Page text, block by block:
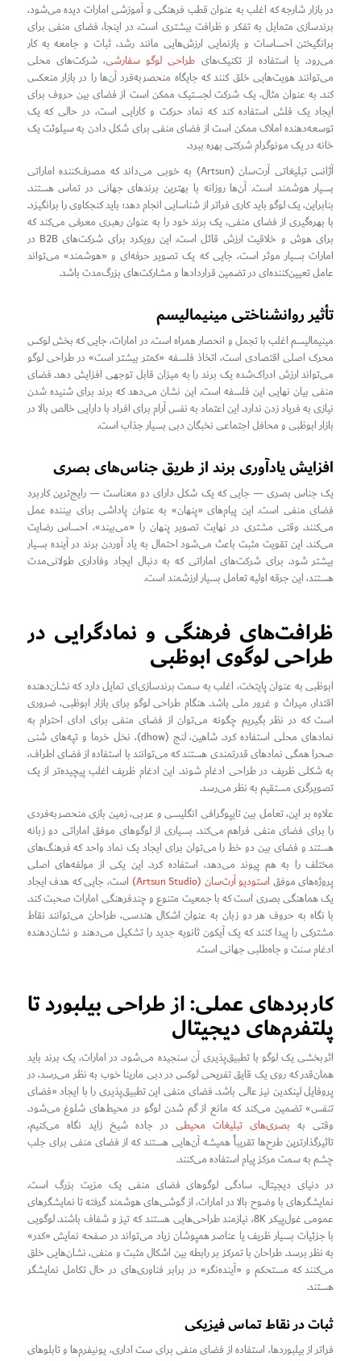
در بازار شارجه که اغلب به عنوان قطب فرهنگی و آموزشی امارات دیده می‌شود،
برندسازی متمایل به تفکر و ظرافت بیشتری است. در اینجا، فضای منفی برای
برانگیختن احساسات و بازنمایی ارزش‌هایی مانند رشد، ثبات و جامعه به کار
می‌رود. با استفاده از تکنیک‌های طراحی لوگو سفارشی، شرکت‌های محلی
می‌توانند هویت‌هایی خلق کنند که جایگاه منحصر‌به‌فرد آن‌ها را در بازار منعکس
کند. به عنوان مثال، یک شرکت لجستیک ممکن است از فضای بین حروف برای
ایجاد یک فلش استفاده کند که نماد حرکت و کارایی است، در حالی که یک
توسعه‌دهنده املاک ممکن است از فضای منفی برای شکل دادن به سیلوئت یک
خانه در یک مونوگرام شرکتی بهره ببرد.
آژانس تبلیغاتی آرت‌سان (Artsun) به خوبی می‌داند که مصرف‌کننده اماراتی
بسیار هوشمند است. آن‌ها روزانه با بهترین برندهای جهانی در تماس هستند.
بنابراین، یک لوگو باید کاری فراتر از شناسایی انجام دهد؛ باید کنجکاوی را برانگیزد.
با بهره‌گیری از فضای منفی، یک برند خود را به عنوان رهبری معرفی می‌کند که
برای هوش و خلاقیت ارزش قائل است. این رویکرد برای شرکت‌های B2B در
امارات بسیار موثر است، جایی که یک تصویر حرفه‌ای و «هوشمند» می‌تواند
عامل تعیین‌کننده‌ای در تضمین قراردادها و مشارکت‌های بزرگ‌مدت باشد.
تأثیر روانشناختی مینیمالیسم
مینیمالیسم اغلب با تجمل و انحصار همراه است. در امارات، جایی که بخش لوکس
محرک اصلی اقتصادی است، اتخاذ فلسفه «کمتر بیشتر است» در طراحی لوگو
می‌تواند ارزش ادراک‌شده یک برند را به میزان قابل توجهی افزایش دهد. فضای
منفی بیان نهایی این فلسفه است. این نشان می‌دهد که برند برای شنیده شدن
نیازی به فریاد زدن ندارد. این اعتماد به نفس آرام برای افراد با دارایی خالص بالا در
بازار ابوظبی و محافل اجتماعی نخبگان دبی بسیار جذاب است.
افزایش یادآوری برند از طریق جناس‌های بصری
یک جناس بصری — جایی که یک شکل دارای دو معناست — رایج‌ترین کاربرد
فضای منفی است. این پیام‌های «پنهان» به عنوان پاداشی برای بیننده عمل
می‌کنند. وقتی مشتری در نهایت تصویر پنهان را «می‌بیند»، احساس رضایت
می‌کند. این تقویت مثبت باعث می‌شود احتمال به یاد آوردن برند در آینده بسیار
بیشتر شود. برای شرکت‌های اماراتی که به دنبال ایجاد وفاداری طولانی‌مدت
هستند، این جرقه اولیه تعامل بسیار ارزشمند است.
ظرافت‌های فرهنگی و نمادگرایی در
طراحی لوگوی ابوظبی
ابوظبی به عنوان پایتخت، اغلب به سمت برندسازی‌ای تمایل دارد که نشان‌دهنده
اقتدار، میراث و غرور ملی باشد. هنگام طراحی لوگو برای بازار ابوظبی، ضروری
است که در نظر بگیریم چگونه می‌توان از فضای منفی برای ادای احترام به
نمادهای محلی استفاده کرد. شاهین، لنج (dhow)، نخل خرما و تپه‌های شنی
صحرا همگی نمادهای قدرتمندی هستند که می‌توانند با استفاده از فضای اطراف،
به شکلی ظریف در طراحی ادغام شوند. این ادغام ظریف اغلب پیچیده‌تر از یک
تصویرگری مستقیم به نظر می‌رسد.
علاوه بر این، تعامل بین تایپوگرافی انگلیسی و عربی، زمین بازی منحصر‌به‌فردی
را برای فضای منفی فراهم می‌کند. بسیاری از لوگوهای موفق اماراتی دو زبانه
هستند و فضای بین دو خط را می‌توان برای ایجاد یک نماد واحد که فرهنگ‌های
مختلف را به هم پیوند می‌دهد، استفاده کرد. این یکی از مولفه‌های اصلی
پروژه‌های موفق استودیو آرت‌سان (Artsun Studio)
است، جایی که هدف ایجاد
یک هماهنگی بصری است که با جمعیت متنوع و چندفرهنگی امارات صحبت کند.
با نگاه به حروف هر دو زبان به عنوان اشکال هندسی، طراحان می‌توانند نقاط
مشترکی را پیدا کنند که یک آیکون ثانویه جدید را تشکیل می‌دهند و نشان‌دهنده
ادغام سنت و جاه‌طلبی جهانی است.
کاربردهای عملی: از طراحی بیلبورد تا
پلتفرم‌های دیجیتال
اثربخشی یک لوگو با تطبیق‌پذیری آن سنجیده می‌شود. در امارات، یک برند باید
همان‌قدر که روی یک قایق تفریحی لوکس در دبی مارینا خوب به نظر می‌رسد، در
پروفایل لینکدین نیز عالی باشد. فضای منفی این تطبیق‌پذیری را با ایجاد «فضای
تنفس» تضمین می‌کند که مانع از گم شدن لوگو در محیط‌های شلوغ می‌شود.
وقتی به بصری‌های تبلیغات محیطیدر جاده شیخ زاید نگاه می‌کنیم،
تاثیرگذارترین طرح‌ها تقریباً همیشه آن‌هایی هستند که از فضای منفی برای جلب
چشم به سمت مرکز پیام استفاده می‌کنند.
در دنیای دیجیتال، سادگی لوگوهای فضای منفی یک مزیت بزرگ است.
نمایشگرهای با وضوح بالا در امارات، از گوشی‌های هوشمند گرفته تا نمایشگرهای
عمومی غول‌پیکر 8K، نیازمند طراحی‌هایی هستند که تیز و شفاف باشند. لوگویی
با جزئیات بسیار ظریف یا عناصر همپوشان زیاد می‌تواند در صفحه نمایش «کدر»
به نظر برسد. طراحان با تمرکز بر رابطه بین اشکال مثبت و منفی، نشان‌هایی خلق
می‌کنند که مستحکم و «آینده‌نگر» در برابر فناوری‌های در حال تکامل نمایشگر
هستند.
ثبات در نقاط تماس فیزیکی
فراتر از بیلبوردها، استفاده از فضای منفی برای ست اداری، یونیفرم‌ها و تابلوهای